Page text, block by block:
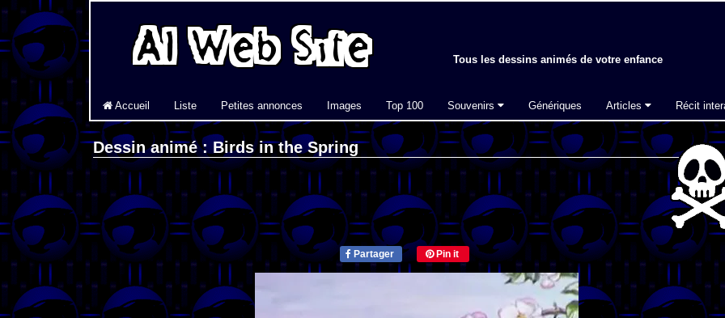
Tous les dessins animés de votre enfance
Accueil Liste Petites annonces Images Top 100 Souvenirs Génériques Articles Récit
Dessin animé : Birds in the Spring
Partager Pin it